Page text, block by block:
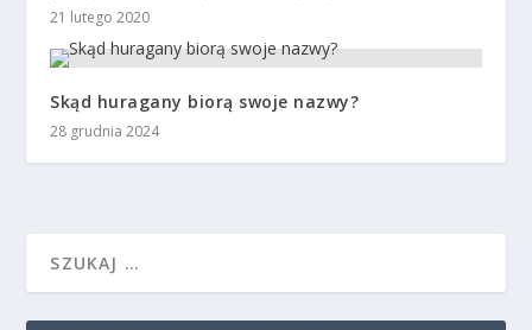
21 lutego 2020
Skąd huragany biorą swoje nazwy?
28 grudnia 2024